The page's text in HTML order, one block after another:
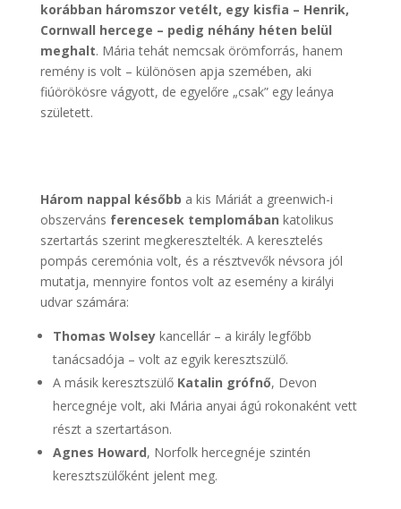
korábban háromszor vetélt, egy kisfia – Henrik,
Cornwall hercege – pedig néhány héten belül
meghalt. Mária tehát nemcsak örömforrás, hanem
remény is volt – különösen apja szemében, aki
fiúörökösre vágyott, de egyelőre „csak” egy leánya
született.
Három nappal később a kis Máriát a greenwich-i
obszerváns ferencesek templomában katolikus
szertartás szerint megkeresztelték. A keresztelés
pompás ceremónia volt, és a résztvevők névsora jól
mutatja, mennyire fontos volt az esemény a királyi
udvar számára:
Thomas Wolseykancellár – a király legfőbb
tanácsadója – volt az egyik keresztszülő.
A másik keresztszülő Katalin grófnő, Devon
hercegnéje volt, aki Mária anyai ágú rokonaként vett
részt a szertartáson.
Agnes Howard, Norfolk hercegnéje szintén
keresztszülőként jelent meg.